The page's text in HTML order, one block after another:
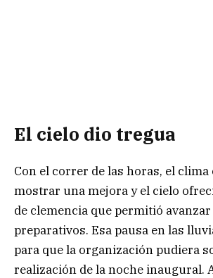
El cielo dio tregua
Con el correr de las horas, el clima
mostrar una mejora y el cielo
de clemencia que permitió
preparativos. Esa pausa en las
para que la organización pudiera
realización de la noche inaugural.